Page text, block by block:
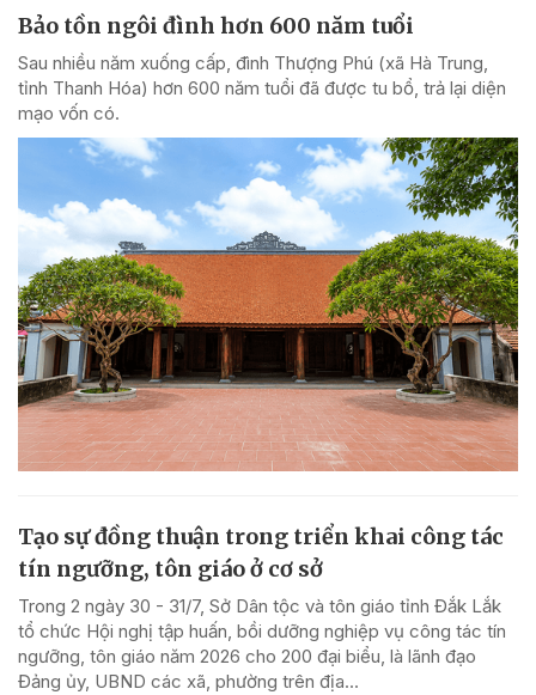
Bảo tồn ngôi đình hơn 600 năm tuổi
Sau nhiều năm xuống cấp, đình Thượng Phú (xã Hà Trung,
tỉnh Thanh Hóa) hơn 600 năm tuổi đã được tu bổ, trả lại diện
mạo vốn có.
Tạo sự đồng thuận trong triển khai công tác
tín ngưỡng, tôn giáo ở cơ sở
Trong 2 ngày 30 - 31/7, Sở Dân tộc và tôn giáo tỉnh Đắk Lắk
tổ chức Hội nghị tập huấn, bồi dưỡng nghiệp vụ công tác tín
ngưỡng, tôn giáo năm 2026 cho 200 đại biểu, là lãnh đạo
Đảng ủy, UBND các xã, phường trên địa...